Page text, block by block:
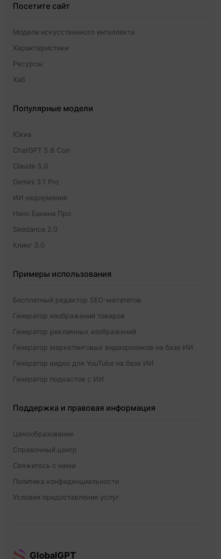
Посетите сайт
Модели искусственного интеллекта
Характеристики
Ресурсы
Хаб
Популярные модели
Юкиэ
ChatGPT 5.6 Сол
Claude 5,0
Gemini 3.1 Pro
ИИ недоумения
Нано Банана Про
Seedance 2.0
Клинг 3.0
Примеры использования
Бесплатный редактор SEO-метатегов
Генератор изображений товаров
Генератор рекламных изображений
Генератор маркетинговых видеороликов на базе ИИ
Генератор видео для YouTube на базе ИИ
Генератор подкастов с ИИ
Поддержка и правовая информация
Ценообразование
Справочный центр
Свяжитесь с нами
Политика конфиденциальности
Условия предоставления услуг
GlobalGPT